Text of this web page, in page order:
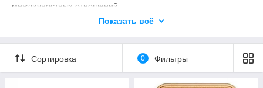
межличностных отношений.
Отличное самочувствие человека, его успешность,
внутреннего ощущения гармонии, высокой самооценки,
любви к себе и ближним.
В «ЗОЛОТОЙ» СЕРИИ КФС ПРОПИСАНЫ КАНАЛЫ
КОСМИЧЕСКОЙ ТЕУРГИИ «МАЙЯ»,
Показать всё
Сортировка 0 Фильтры